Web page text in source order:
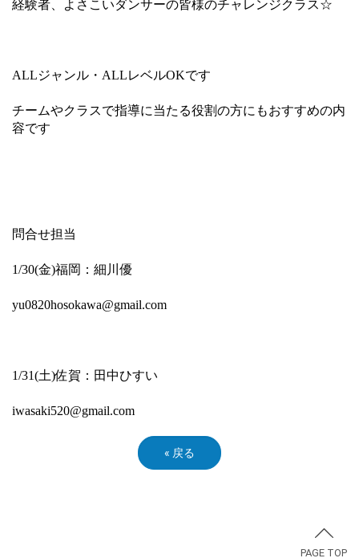
経験者、よさこいダンサーの皆様のチャレンジクラス☆
ALLジャンル・ALLレベルOKです
チームやクラスで指導に当たる役割の方にもおすすめの内
容です
問合せ担当
1/30(金)福岡：細川優
yu0820hosokawa@gmail.com
1/31(土)佐賀：田中ひすい
iwasaki520@gmail.com
« 戻る
PAGE TOP